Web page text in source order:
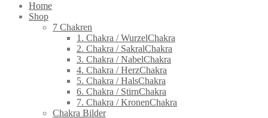
Home
Shop
7 Chakren
1. Chakra / WurzelChakra
2. Chakra / SakralChakra
3. Chakra / NabelChakra
4. Chakra / HerzChakra
5. Chakra / HalsChakra
6. Chakra / StirnChakra
7. Chakra / KronenChakra
Chakra Bilder